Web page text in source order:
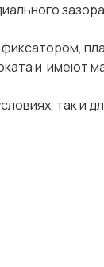
и имеют
так и